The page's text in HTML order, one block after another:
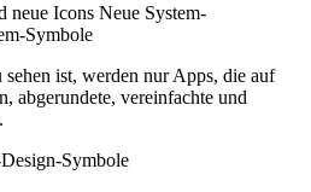
Neue System-
Symbole
ist, werden nur Apps, die auf
abgerundete, vereinfachte und